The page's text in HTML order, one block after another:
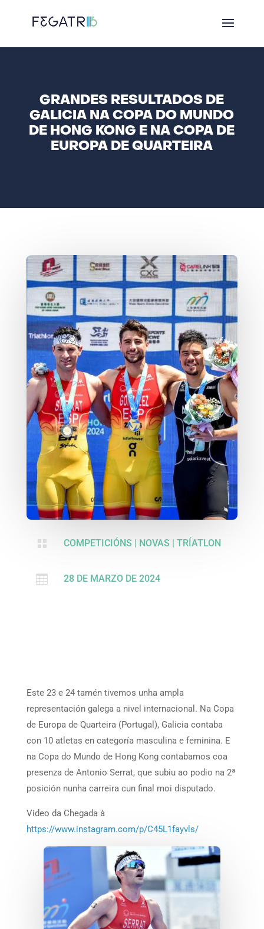
GRANDES RESULTADOS DE
GALICIA NA COPA DO MUNDO
DE HONG KONG E NA COPA DE
EUROPA DE QUARTEIRA
 COMPETICIÓNS | NOVAS | TRÍATLON
 28 DE MARZO DE 2024
Este 23 e 24 tamén tivemos unha ampla
representación galega a nivel internacional. Na Copa
de Europa de Quarteira (Portugal), Galicia contaba
con 10 atletas en categoría masculina e feminina. E
na Copa do Mundo de Hong Kong contabamos coa
presenza de Antonio Serrat, que subiu ao podio na 2ª
posición nunha carreira cun final moi disputado.
Video da Chegada à
https://www.instagram.com/p/C45L1fayvls/